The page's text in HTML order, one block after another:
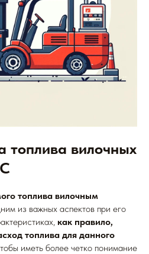
топлива вилочных
топлива вилочным
из важных аспектов при его
как правило,
топлива для данного
иметь более четко понимание